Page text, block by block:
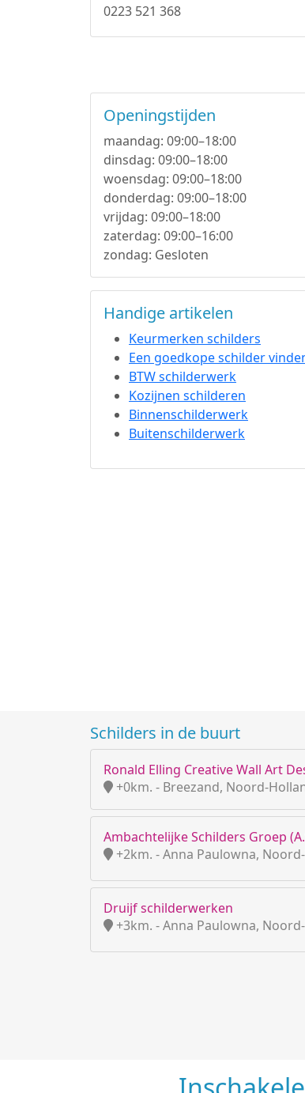
0223 521 368
Openingstijden
maandag: 09:00–18:00
dinsdag: 09:00–18:00
woensdag: 09:00–18:00
donderdag: 09:00–18:00
vrijdag: 09:00–18:00
zaterdag: 09:00–16:00
zondag: Gesloten
Handige artikelen
Keurmerken schilders
Een goedkope schilder
BTW schilderwerk
Kozijnen schilderen
Binnenschilderwerk
Buitenschilderwerk
Schilders in de buurt
Ronald Elling Creative Wall Art
+0km. - Breezand, Noord-
Ambachtelijke Schilders Groep
+2km. - Anna Paulowna,
Druijf schilderwerken
+3km. - Anna Paulowna,